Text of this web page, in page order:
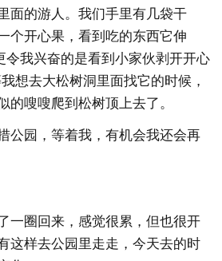
面的游人。我们手里有几袋干
个开心果，看到吃的东西它伸
令我兴奋的是看到小家伙剥开开心
想去大松树洞里面找它的时候，
的嗖嗖爬到松树顶上去了。
公园，等着我，有机会我还会再
一圈回来，感觉很累，但也很开
这样去公园里走走，今天去的时